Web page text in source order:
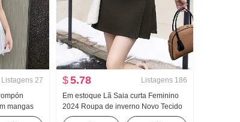
Listagens 27
mangas
Festa
$5.78 Listagens 186
Em estoque Lã Saia curta Feminino
2024 Roupa de inverno Novo Tecido
de lã Saia em A Cintura alta